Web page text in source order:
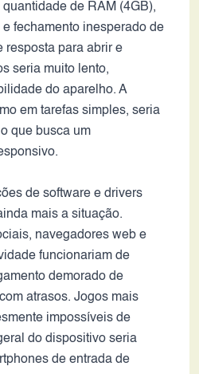
de RAM (4GB),
fechamento inesperado de
resposta para abrir e
seria muito lento,
do aparelho. A
em tarefas simples, seria
que busca um
de software e drivers
mais a situação.
navegadores web e
funcionariam de
demorado de
atrasos. Jogos mais
impossíveis de
do dispositivo seria
de entrada de